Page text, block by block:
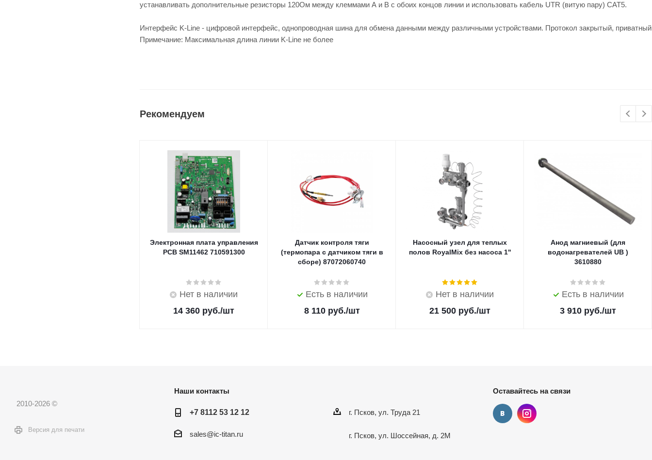
устанавливать дополнительные резисторы 120Ом между клеммами А и В с обоих концов линии и использовать кабель UTR (витую пару) CAT5.
Интерфейс K-Line - цифровой интерфейс, однопроводная шина для обмена данными между различными устройствами. Протокол закрытый, приватный
Примечание: Максимальная длина линии K-Line не более
Рекомендуем
Электронная плата управления
PCB SM11462 710591300
Нет в наличии
14 360 руб./шт
Датчик контроля тяги
(термопара с датчиком тяги в
сборе) 87072060740
Есть в наличии
8 110руб./шт
Насосный узел для теплых
полов RoyalMix без насоса 1"
Нет в наличии
21 500 руб./шт
Анод магниевый (для
водонагревателей UB )
3610880
Есть в наличии
3 910 руб./шт
2010-2026 ©
Версия для печати
Наши контакты
+7 8112 53 12 12
sales@ic-titan.ru
г. Псков, ул. Труда 21
г. Псков, ул. Шоссейная, д. 2М
Оставайтесь на связи